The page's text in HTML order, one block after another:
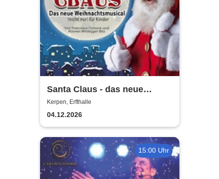
Santa Claus - das neue
Weihnachtsmusical (nicht
nur) für Kinder
Kerpen, Erfthalle
04.12.2026
15:00 Uhr